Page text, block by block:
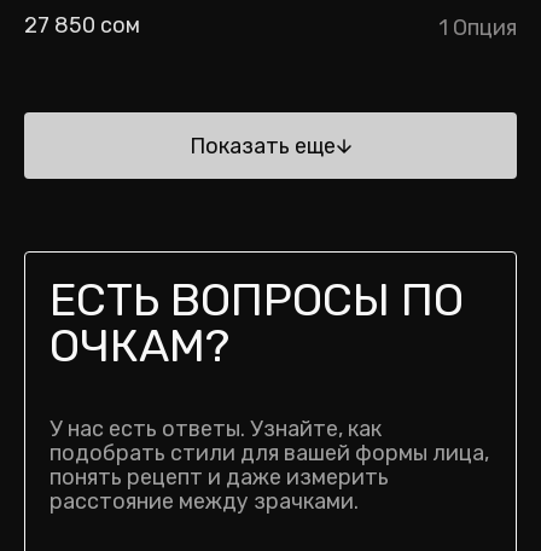
27 850 сом
1 Опция
Показать еще
ЕСТЬ ВОПРОСЫ ПО
ОЧКАМ?
У нас есть ответы. Узнайте, как
подобрать стили для вашей формы лица,
понять рецепт и даже измерить
расстояние между зрачками.